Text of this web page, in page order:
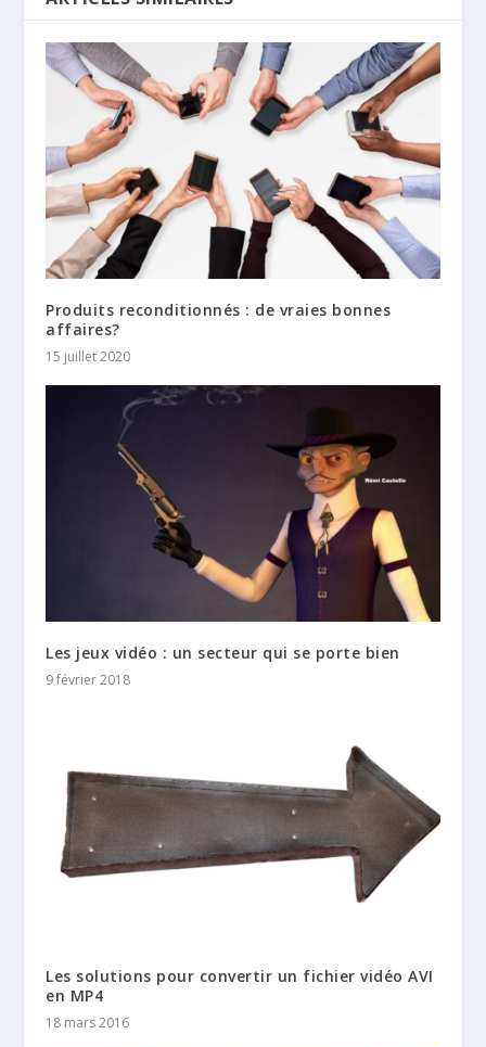
Produits reconditionnés : de vraies bonnes
affaires?
15 juillet 2020
Les jeux vidéo : un secteur qui se porte bien
9 février 2018
Les solutions pour convertir un fichier vidéo AVI
en MP4
18 mars 2016